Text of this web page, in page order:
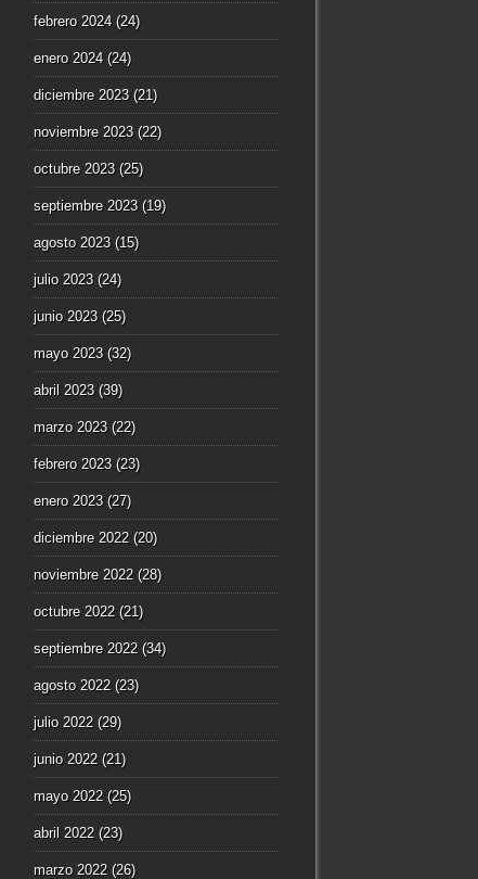
febrero 2024(24)
enero 2024(24)
diciembre 2023(21)
noviembre 2023(22)
octubre 2023(25)
septiembre 2023(19)
agosto 2023(15)
julio 2023(24)
junio 2023(25)
mayo 2023(32)
abril 2023(39)
marzo 2023(22)
febrero 2023(23)
enero 2023(27)
diciembre 2022 (20)
noviembre 2022 (28)
octubre 2022 (21)
septiembre 2022 (34)
agosto 2022 (23)
julio 2022 (29)
junio 2022 (21)
mayo 2022 (25)
abril 2022 (23)
marzo 2022 (26)